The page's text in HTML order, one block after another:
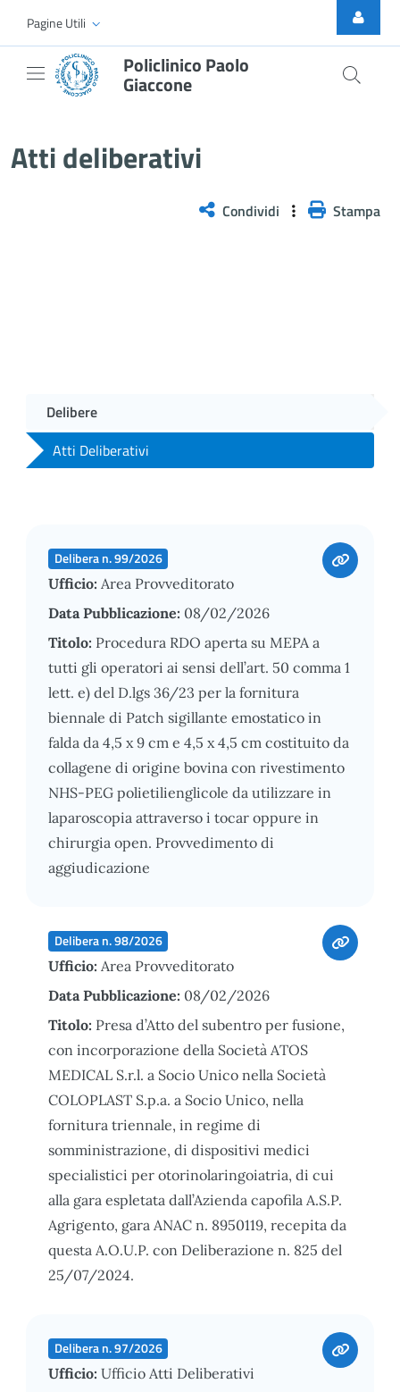
Skip to Main Content
Pagine Utili
Policlinico Paolo
Giaccone
Atti deliberativi
Condividi Stampa
Delibere
Atti Deliberativi
Delibera n. 99/2026
Ufficio: Area Provveditorato
Data Pubblicazione: 08/02/2026
Titolo: Procedura RDO aperta su MEPA a
tutti gli operatori ai sensi dell’art. 50 comma 1
lett. e) del D.lgs 36/23 per la fornitura
biennale di Patch sigillante emostatico in
falda da 4,5 x 9 cm e 4,5 x 4,5 cm costituito da
collagene di origine bovina con rivestimento
NHS-PEG polietilienglicole da utilizzare in
laparoscopia attraverso i tocar oppure in
chirurgia open. Provvedimento di
aggiudicazione
Delibera n. 98/2026
Ufficio: Area Provveditorato
Data Pubblicazione: 08/02/2026
Titolo: Presa d’Atto del subentro per fusione,
con incorporazione della Società ATOS
MEDICAL S.r.l. a Socio Unico nella Società
COLOPLAST S.p.a. a Socio Unico, nella
fornitura triennale, in regime di
somministrazione, di dispositivi medici
specialistici per otorinolaringoiatria, di cui
alla gara espletata dall’Azienda capofila A.S.P.
Agrigento, gara ANAC n. 8950119, recepita da
questa A.O.U.P. con Deliberazione n. 825 del
25/07/2024.
Delibera n. 97/2026
Ufficio: Ufficio Atti Deliberativi